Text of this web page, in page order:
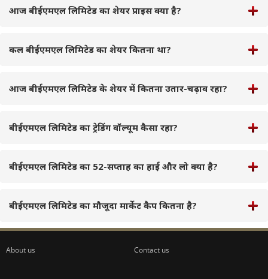
आज बीईएमएल लिमिटेड का शेयर प्राइस क्या है?
कल बीईएमएल लिमिटेड का शेयर कितना था?
आज बीईएमएल लिमिटेड के शेयर में कितना उतार-चढ़ाव रहा?
बीईएमएल लिमिटेड का ट्रेडिंग वॉल्यूम कैसा रहा?
बीईएमएल लिमिटेड का 52-सप्ताह का हाई और लो क्या है?
बीईएमएल लिमिटेड का मौजूदा मार्केट कैप कितना है?
About us Contact us